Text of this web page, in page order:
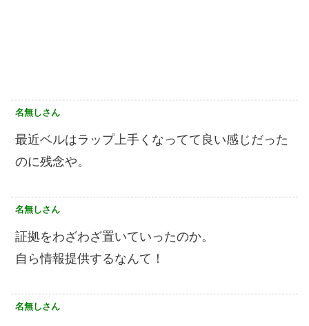
名無しさん
最近ベルはラップ上手くなってて良い感じだった
のに残念や。
名無しさん
証拠をわざわざ置いていったのか。
自ら情報提供するなんて！
名無しさん